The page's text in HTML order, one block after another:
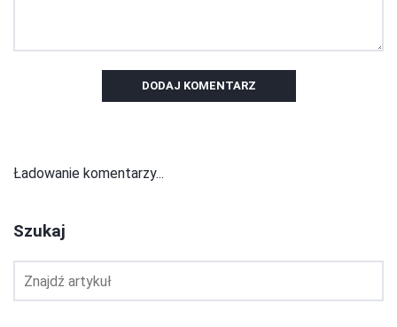
DODAJ KOMENTARZ
Ładowanie komentarzy...
Szukaj